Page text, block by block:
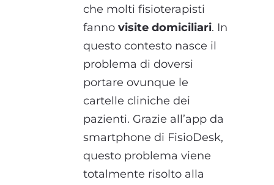
che molti fisioterapisti
fanno visite domiciliari. In
questo contesto nasce il
problema di doversi
portare ovunque le
cartelle cliniche dei
pazienti. Grazie all’app da
smartphone di FisioDesk,
questo problema viene
totalmente risolto alla